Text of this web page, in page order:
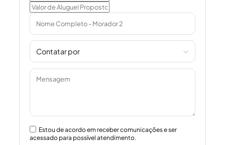
Contatar por
Estou de acordo em receber comunicações e ser
acessado para possível atendimento.